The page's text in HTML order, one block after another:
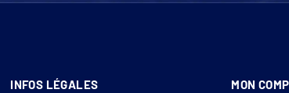
INFOS LÉGALES MON